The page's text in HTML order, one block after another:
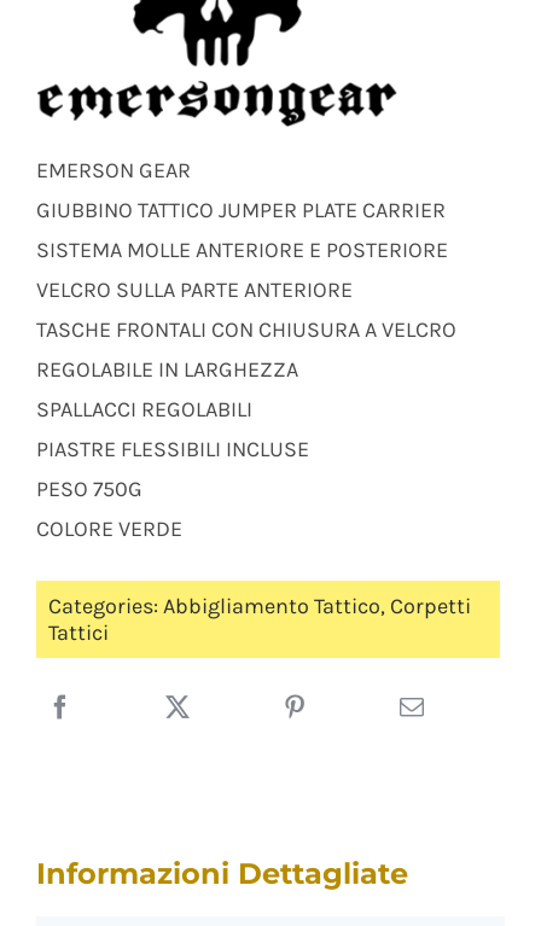
EMERSON GEAR
GIUBBINO TATTICO JUMPER PLATE CARRIER
SISTEMA MOLLE ANTERIORE E POSTERIORE
VELCRO SULLA PARTE ANTERIORE
TASCHE FRONTALI CON CHIUSURA A VELCRO
REGOLABILE IN LARGHEZZA
SPALLACCI REGOLABILI
PIASTRE FLESSIBILI INCLUSE
PESO 750G
COLORE VERDE
Categories: Abbigliamento Tattico, Corpetti
Tattici
Informazioni Dettagliate